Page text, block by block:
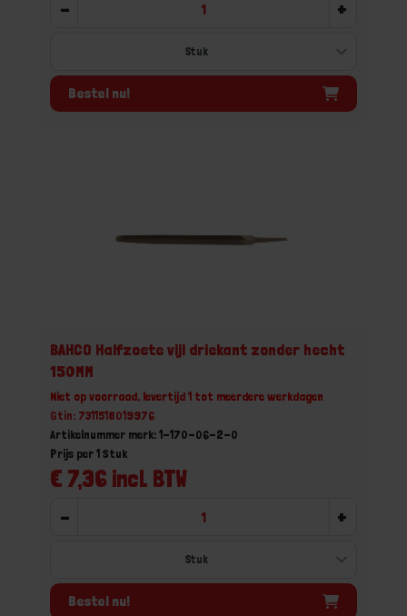
- +
Bestel nu!
BAHCO Halfzoete vijl driekant zonder hecht
150MM
Niet op voorraad, levertijd 1 tot meerdere werkdagen
Gtin: 7311518019976
Artikelnummer merk: 1-170-06-2-0
€ 7,36 incl. BTW
Prijs per 1 Stuk
- +
Bestel nu!